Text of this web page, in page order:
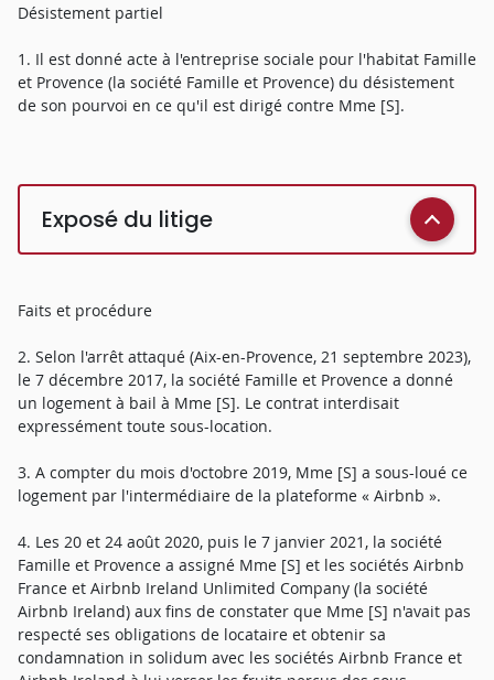
Désistement partiel
1. Il est donné acte à l'entreprise sociale pour l'habitat Famille
et Provence (la société Famille et Provence) du désistement
de son pourvoi en ce qu'il est dirigé contre Mme [S].
Exposé du litige
Faits et procédure
2. Selon l'arrêt attaqué (Aix-en-Provence, 21 septembre 2023),
le 7 décembre 2017, la société Famille et Provence a donné
un logement à bail à Mme [S]. Le contrat interdisait
expressément toute sous-location.
3. A compter du mois d'octobre 2019, Mme [S] a sous-loué ce
logement par l'intermédiaire de la plateforme « Airbnb ».
4. Les 20 et 24 août 2020, puis le 7 janvier 2021, la société
Famille et Provence a assigné Mme [S] et les sociétés Airbnb
France et Airbnb Ireland Unlimited Company (la société
Airbnb Ireland) aux fins de constater que Mme [S] n'avait pas
respecté ses obligations de locataire et obtenir sa
condamnation in solidum avec les sociétés Airbnb France et